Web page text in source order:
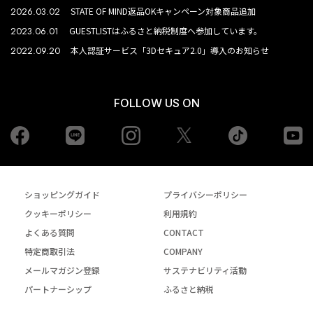
2026.03.02 STATE OF MIND返品OKキャンペーン対象商品追加
2023.06.01 GUESTLISTはふるさと納税制度へ参加しています。
2022.09.20 本人認証サービス「3Dセキュア2.0」導入のお知らせ
FOLLOW US ON
Facebook Instagram tiktok
ショッピングガイド
プライバシーポリシー
クッキーポリシー
利用規約
よくある質問
CONTACT
特定商取引法
COMPANY
メールマガジン登録
サステナビリティ活動
パートナーシップ
ふるさと納税